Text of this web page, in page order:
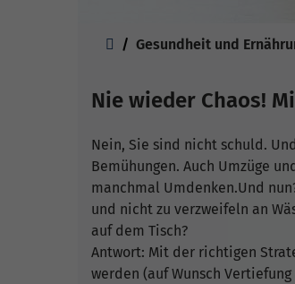
Gesundheit und
Nie wieder Chaos!
Nein, Sie sind nicht schuld.
Bemühungen. Auch Umzüge
manchmal Umdenken.Und
und nicht zu verzweifeln an
auf dem Tisch?
Antwort: Mit der richtigen
werden (auf Wunsch